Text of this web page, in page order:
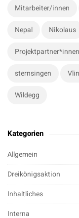
Mitarbeiter/innen
Nepal Nikolaus
Projektpartner*innen
sternsingen
Wildegg
Kategorien
Allgemein
Dreikönigsaktion
Inhaltliches
Interna